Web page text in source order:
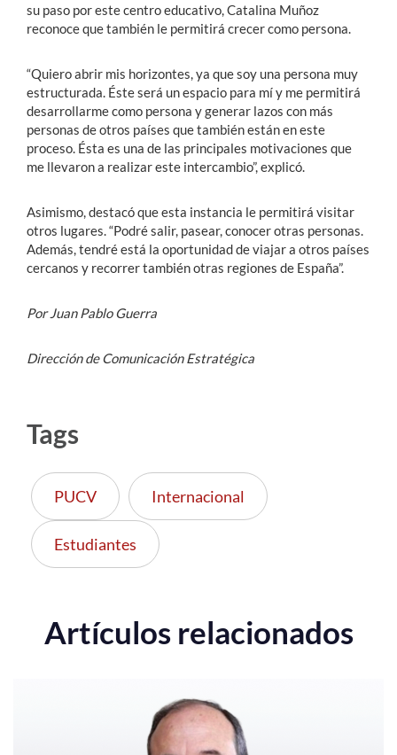
su paso por este centro educativo, Catalina Muñoz
reconoce que también le permitirá crecer como persona.
“Quiero abrir mis horizontes, ya que soy una persona muy
estructurada. Éste será un espacio para mí y me permitirá
desarrollarme como persona y generar lazos con más
personas de otros países que también están en este
proceso. Ésta es una de las principales motivaciones que
me llevaron a realizar este intercambio”, explicó.
Asimismo, destacó que esta instancia le permitirá visitar
otros lugares. “Podré salir, pasear, conocer otras personas.
Además, tendré está la oportunidad de viajar a otros países
cercanos y recorrer también otras regiones de España”.
Por Juan Pablo Guerra
Dirección de Comunicación Estratégica
Tags
PUCV Internacional
Estudiantes
Artículos relacionados